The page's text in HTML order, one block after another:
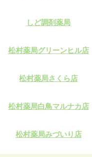
しど調剤薬局
松村薬局グリーンヒル店
松村薬局さくら店
松村薬局白鳥マルナカ店
松村薬局みづいり店